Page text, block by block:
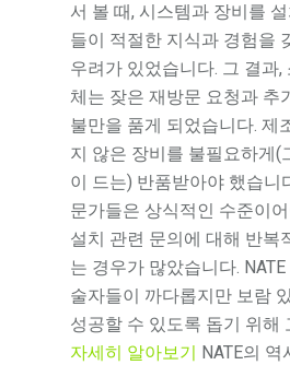
서 볼 때, 시스템과 장비를
들이 적절한 지식과 경험을
우려가 있었습니다. 그 결과,
체는 잦은 재방문 요청과 추
불만을 품게 되었습니다. 제
지 않은 장비를 불필요하게(
이 드는) 반품받아야 했습니
문가들은 상식적인 수준이
설치 관련 문의에 대해 반복
는 경우가 많았습니다. NATE
술자들이 까다롭지만 보람
성공할 수 있도록 돕기 위해
자세히 알아보기
NATE의